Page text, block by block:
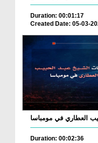
Duration: 00:01:17
Created Date: 05-03-
العطاري في مومباسا
Duration: 00:02:36